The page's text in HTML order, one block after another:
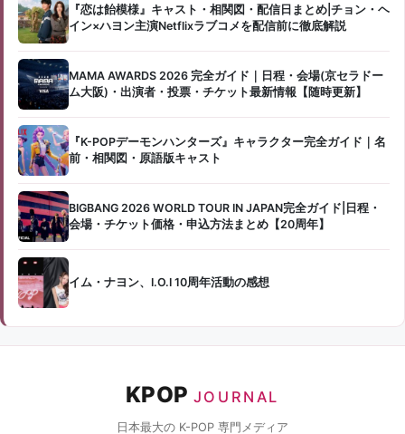
『恋は飴模様』キャスト・相関図・配信日まとめ|チョン・ヘ
イン×ハヨン主演Netflixラブコメを配信前に徹底解説
MAMA AWARDS 2026 完全ガイド｜日程・会場(京セラドー
ム大阪)・出演者・投票・チケット最新情報【随時更新】
『K-POPデーモンハンターズ』キャラクター完全ガイド｜名
前・相関図・原語版キャスト
BIGBANG 2026 WORLD TOUR IN JAPAN完全ガイド|日程・
会場・チケット価格・申込方法まとめ【20周年】
イム・ナヨン、I.O.I 10周年活動の感想
KPOP JOURNAL
日本最大の K-POP 専門メディア